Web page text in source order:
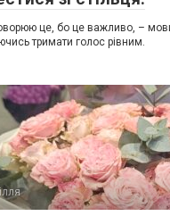
це, бо це важливо, –
тримати голос рівним.